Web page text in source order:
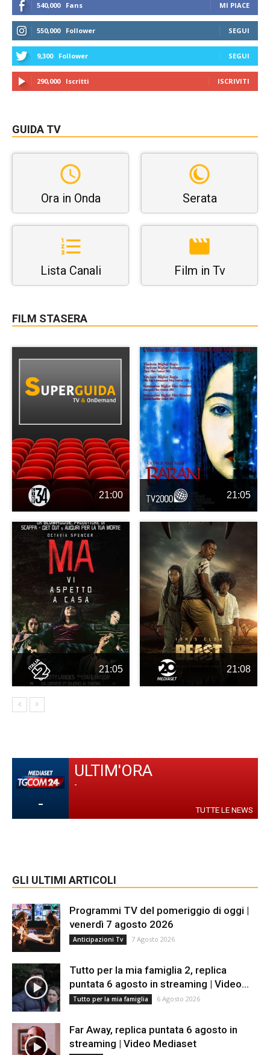
540,000 Fans MI PIACE
550,000 Follower SEGUI
9,300 Follower SEGUI
290,000 Iscritti ISCRIVITI
GUIDA TV
Ora in Onda Serata
Lista Canali Film in Tv
FILM STASERA
21:00 21:05
21:05 21:08
-
ULTIM'ORA
-
TUTTE LE NEWS
GLI ULTIMI ARTICOLI
Programmi TV del pomeriggio di oggi |
venerdì 7 agosto 2026
Anticipazioni Tv 7 Agosto 2026
Tutto per la mia famiglia 2, replica
puntata 6 agosto in streaming | Video...
Tutto per la mia famiglia 6 Agosto 2026
Far Away, replica puntata 6 agosto in
streaming | Video Mediaset